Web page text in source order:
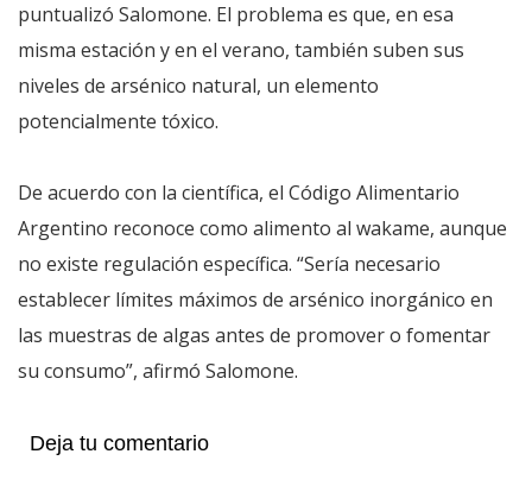
puntualizó Salomone. El problema es que, en esa
misma estación y en el verano, también suben sus
niveles de arsénico natural, un elemento
potencialmente tóxico.
De acuerdo con la científica, el Código Alimentario
Argentino reconoce como alimento al wakame, aunque
no existe regulación específica. “Sería necesario
establecer límites máximos de arsénico inorgánico en
las muestras de algas antes de promover o fomentar
su consumo”, afirmó Salomone.
Deja tu comentario